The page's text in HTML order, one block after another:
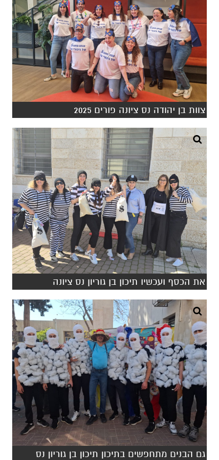
צוות בן יהודה נס ציונה פורים 2025
את הכסף ועכשיו תיכון בן גוריון נס ציונה
גם הבנים מתחפשים בתיכון תיכון בן גוריון נס